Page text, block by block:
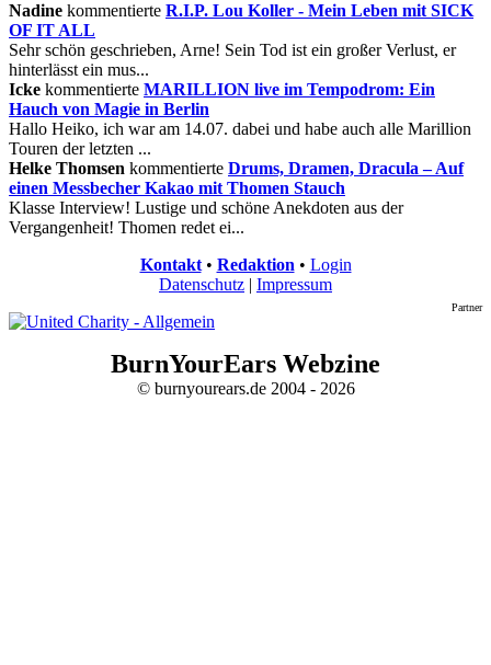
Nadine kommentierte R.I.P. Lou Koller - Mein Leben mit SICK
OF IT ALL
Sehr schön geschrieben, Arne! Sein Tod ist ein großer Verlust, er
hinterlässt ein mus...
Icke kommentierte MARILLION live im Tempodrom: Ein
Hauch von Magie in Berlin
Hallo Heiko, ich war am 14.07. dabei und habe auch alle Marillion
Touren der letzten ...
Helke Thomsen kommentierte Drums, Dramen, Dracula – Auf
einen Messbecher Kakao mit Thomen Stauch
Klasse Interview! Lustige und schöne Anekdoten aus der
Vergangenheit! Thomen redet ei...
Kontakt• Redaktion • Login
Datenschutz | Impressum
Partner
BurnYourEars Webzine
© burnyourears.de 2004 - 2026